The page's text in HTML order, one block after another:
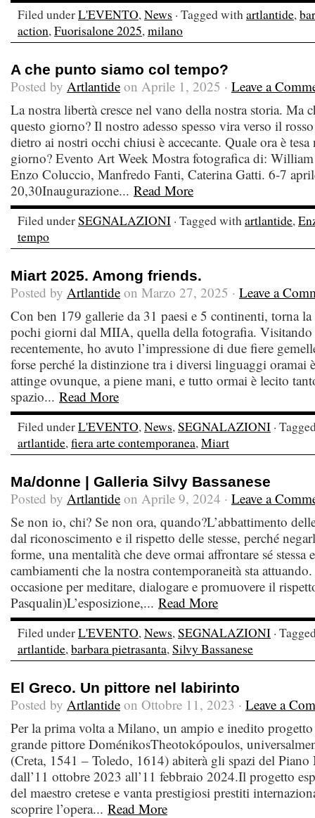
Filed underL'EVENTO,News · Tagged withartlantide,
action,Fuorisalone 2025,milano
A che punto siamo col tempo?
Posted by Artlantide on Aprile 1, 2025 · Leave a
La nostra libertà cresce nel vano della nostra storia. Ma
questo giorno? Il nostro adesso spesso vira verso il
dietro ai nostri occhi chiusi è accecante. Quale ora è
giorno? Evento Art Week Mostra fotografica di:
Enzo Coluccio, Manfredo Fanti, Caterina Gatti. 6-7
20,30Inaugurazione... Read More
Filed underSEGNALAZIONI · Tagged withartlantide,
tempo
Miart 2025. Among friends.
Posted by Artlantide on Marzo 27, 2025 · Leave a
Con ben 179 gallerie da 31 paesi e 5 continenti, torna la
pochi giorni dal MIIA, quella della fotografia. Visitando
recentemente, ho avuto l’impressione di due fiere
forse perché la distinzione tra i diversi linguaggi oramai
attinge ovunque, a piene mani, e tutto ormai è lecito
spazio... Read More
Filed underL'EVENTO,News,SEGNALAZIONI ·
artlantide,fiera arte contemporanea,Miart
Ma/donne | Galleria Silvy Bassanese
Posted by Artlantide on Aprile 9, 2024 · Leave a
Se non io, chi? Se non ora, quando?L’abbattimento
dal riconoscimento e il rispetto delle stesse, perché
forme, una mentalità che deve ormai affrontare sé
cambiamenti che la nostra contemporaneità sta attuando.
occasione per meditare, dialogare e promuovere il
Pasqualin)L’esposizione,... Read More
Filed underL'EVENTO,News,SEGNALAZIONI ·
artlantide,barbara pietrasanta,Silvy Bassanese
El Greco. Un pittore nel labirinto
Posted by Artlantide on Ottobre 11, 2023 · Leave a
Per la prima volta a Milano, un ampio e inedito
grande pittore DoménikosTheotokópoulos,
(Creta, 1541 – Toledo, 1614) abiterà gli spazi del Piano
dall’11 ottobre 2023 all’11 febbraio 2024.Il progetto
del maestro cretese e vanta prestigiosi prestiti
scoprire l’opera... Read More